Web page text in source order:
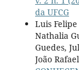
da UFCG
Luis
Nathalia
Guedes,
João